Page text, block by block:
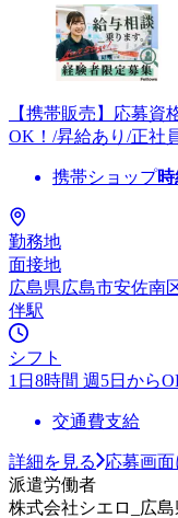
【携帯販売】応募
OK！/昇給あり/正社
携帯ショップ時
勤務地
面接地
広島県広島市安佐南
伴駅
シフト
1日8時間 週5日から
交通費支給
詳細を見る
応募画
派遣労働者
株式会社シエロ_広